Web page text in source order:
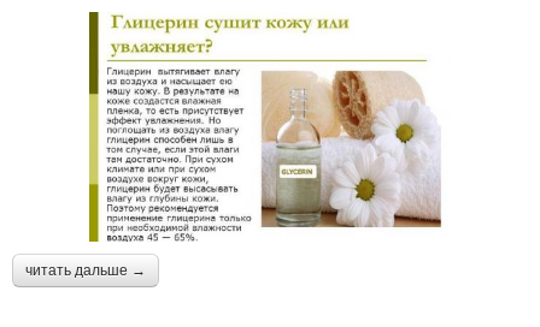
читать дальше →